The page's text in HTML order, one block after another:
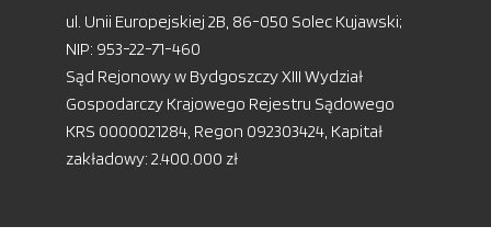
ul. Unii Europejskiej 2B, 86-050 Solec Kujawski;
NIP: 953-22-71-460
Sąd Rejonowy w Bydgoszczy XIII Wydział
Gospodarczy Krajowego Rejestru Sądowego
KRS 0000021284, Regon 092303424, Kapitał
zakładowy: 2.400.000 zł